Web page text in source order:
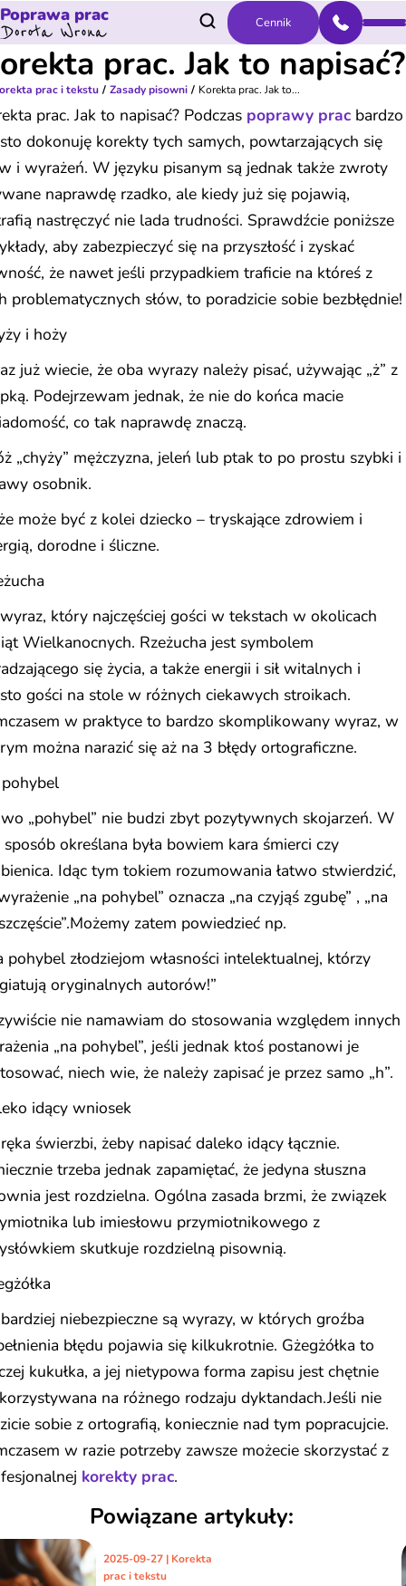
Poprawa prac Cennik
prac. Jak to napisać?
prac i tekstu Zasady pisowni Korekta prac. Jak to...
prac. Jak to napisać? Podczas poprawy prac bardzo
dokonuję korekty tych samych, powtarzających się
i wyrażeń. W języku pisanym są jednak także zwroty
naprawdę rzadko, ale kiedy już się pojawią,
nastręczyć nie lada trudności. Sprawdźcie poniższe
aby zabezpieczyć się na przyszłość i zyskać
że nawet jeśli przypadkiem traficie na któreś z
problematycznych słów, to poradzicie sobie bezbłędnie!
i hoży
już wiecie, że oba wyrazy należy pisać, używając „ż” z
Podejrzewam jednak, że nie do końca macie
co tak naprawdę znaczą.
„chyży” mężczyzna, jeleń lub ptak to po prostu szybki i
osobnik.
może być z kolei dziecko – tryskające zdrowiem i
dorodne i śliczne.
który najczęściej gości w tekstach w okolicach
Wielkanocnych. Rzeżucha jest symbolem
się życia, a także energii i sił witalnych i
gości na stole w różnych ciekawych stroikach.
w praktyce to bardzo skomplikowany wyraz, w
można narazić się aż na 3 błędy ortograficzne.
„pohybel” nie budzi zbyt pozytywnych skojarzeń. W
określana była bowiem kara śmierci czy
Idąc tym tokiem rozumowania łatwo stwierdzić,
„na pohybel” oznacza „na czyjąś zgubę” , „na
zatem powiedzieć np.
pohybel złodziejom własności intelektualnej, którzy
oryginalnych autorów!”
nie namawiam do stosowania względem innych
„na pohybel”, jeśli jednak ktoś postanowi je
niech wie, że należy zapisać je przez samo „h”.
idący wniosek
świerzbi, żeby napisać daleko idący łącznie.
trzeba jednak zapamiętać, że jedyna słuszna
jest rozdzielna. Ogólna zasada brzmi, że związek
lub imiesłowu przymiotnikowego z
skutkuje rozdzielną pisownią.
niebezpieczne są wyrazy, w których groźba
błędu pojawia się kilkukrotnie. Gżegżółka to
kukułka, a jej nietypowa forma zapisu jest chętnie
na różnego rodzaju dyktandach.Jeśli nie
sobie z ortografią, koniecznie nad tym popracujcie.
w razie potrzeby zawsze możecie skorzystać z
korekty prac.
Powiązane artykuły: